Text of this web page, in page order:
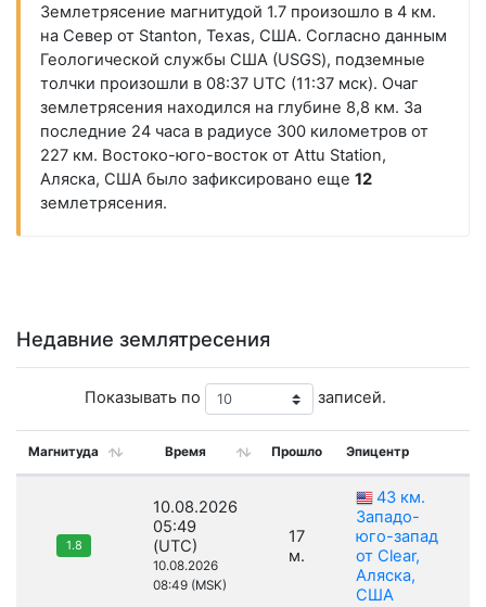
Землетрясение магнитудой 1.7 произошло в 4 км.
на Север от Stanton, Texas, США. Согласно данным
Геологической службы США (USGS), подземные
толчки произошли в 08:37 UTC (11:37 мск). Очаг
землетрясения находился на глубине 8,8 км. За
последние 24 часа в радиусе 300 километров от
227 км. Востоко-юго-восток от Attu Station,
Аляска, США было зафиксировано еще 12
землетрясения.
Недавние землятресения
Показывать по записей.
Магнитуда Время Прошло Эпицентр
1.8
10.08.2026
05:49
(UTC)
10.08.2026
08:49 (MSK)
17
м.
43 км.
Западо-
юго-запад
от Clear,
Аляска,
США